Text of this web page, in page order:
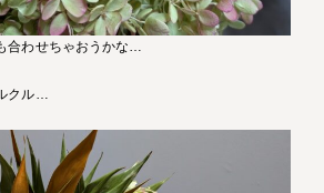
合わせちゃおうかな…
クル…